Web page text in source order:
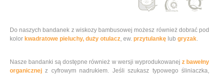
Do naszych bandanek z wiskozy bambusowej możesz również dobrać pod
kolor kwadratowe pieluchy, duży otulacz, ew. przytulankę lub gryzak.
Nasze bandanki są dostępne również w wersji wyprodukowanej z bawełny
organicznej z cyfrowym nadrukiem. Jeśli szukasz typowego śliniaczka,